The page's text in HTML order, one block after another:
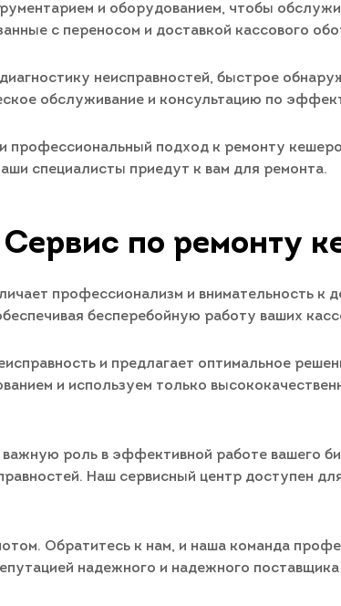
и оборудованием, чтобы
с переносом и доставкой кассового
неисправностей, быстрое
обслуживание и консультацию по
профессиональный подход к ремонту
специалисты приедут к вам для ремонта.
Сервис по ремонту
профессионализм и внимательность к
бесперебойную работу ваших
и предлагает оптимальное
и используем только
роль в эффективной работе вашего
Наш сервисный центр доступен
Обратитесь к нам, и наша команда
надежного и надежного